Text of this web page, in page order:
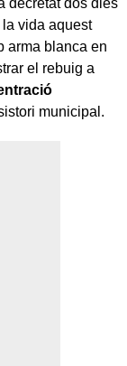
vida aquest
arma blanca en
el rebuig a
municipal.